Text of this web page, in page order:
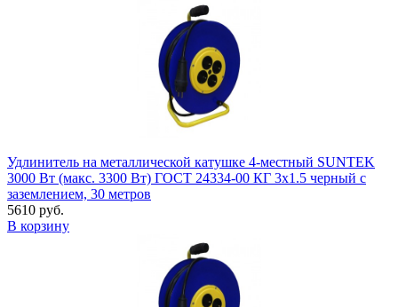
Удлинитель на металлической катушке 4-местный SUNTEK
3000 Вт (макс. 3300 Вт) ГОСТ 24334-00 КГ 3х1.5 черный с
заземлением, 30 метров
5610 руб.
В корзину